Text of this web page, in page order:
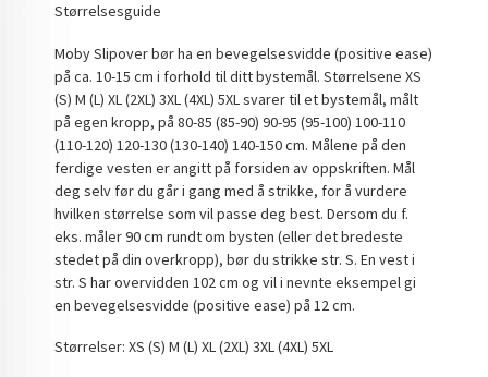
Størrelsesguide
Moby Slipover bør ha en bevegelsesvidde (positive ease)
på ca. 10-15 cm i forhold til ditt bystemål. Størrelsene XS
(S) M (L) XL (2XL) 3XL (4XL) 5XL svarer til et bystemål, målt
på egen kropp, på 80-85 (85-90) 90-95 (95-100) 100-110
(110-120) 120-130 (130-140) 140-150 cm. Målene på den
ferdige vesten er angitt på forsiden av oppskriften. Mål
deg selv før du går i gang med å strikke, for å vurdere
hvilken størrelse som vil passe deg best. Dersom du f.
eks. måler 90 cm rundt om bysten (eller det bredeste
stedet på din overkropp), bør du strikke str. S. En vest i
str. S har overvidden 102 cm og vil i nevnte eksempel gi
en bevegelsesvidde (positive ease) på 12 cm.
Størrelser: XS (S) M (L) XL (2XL) 3XL (4XL) 5XL